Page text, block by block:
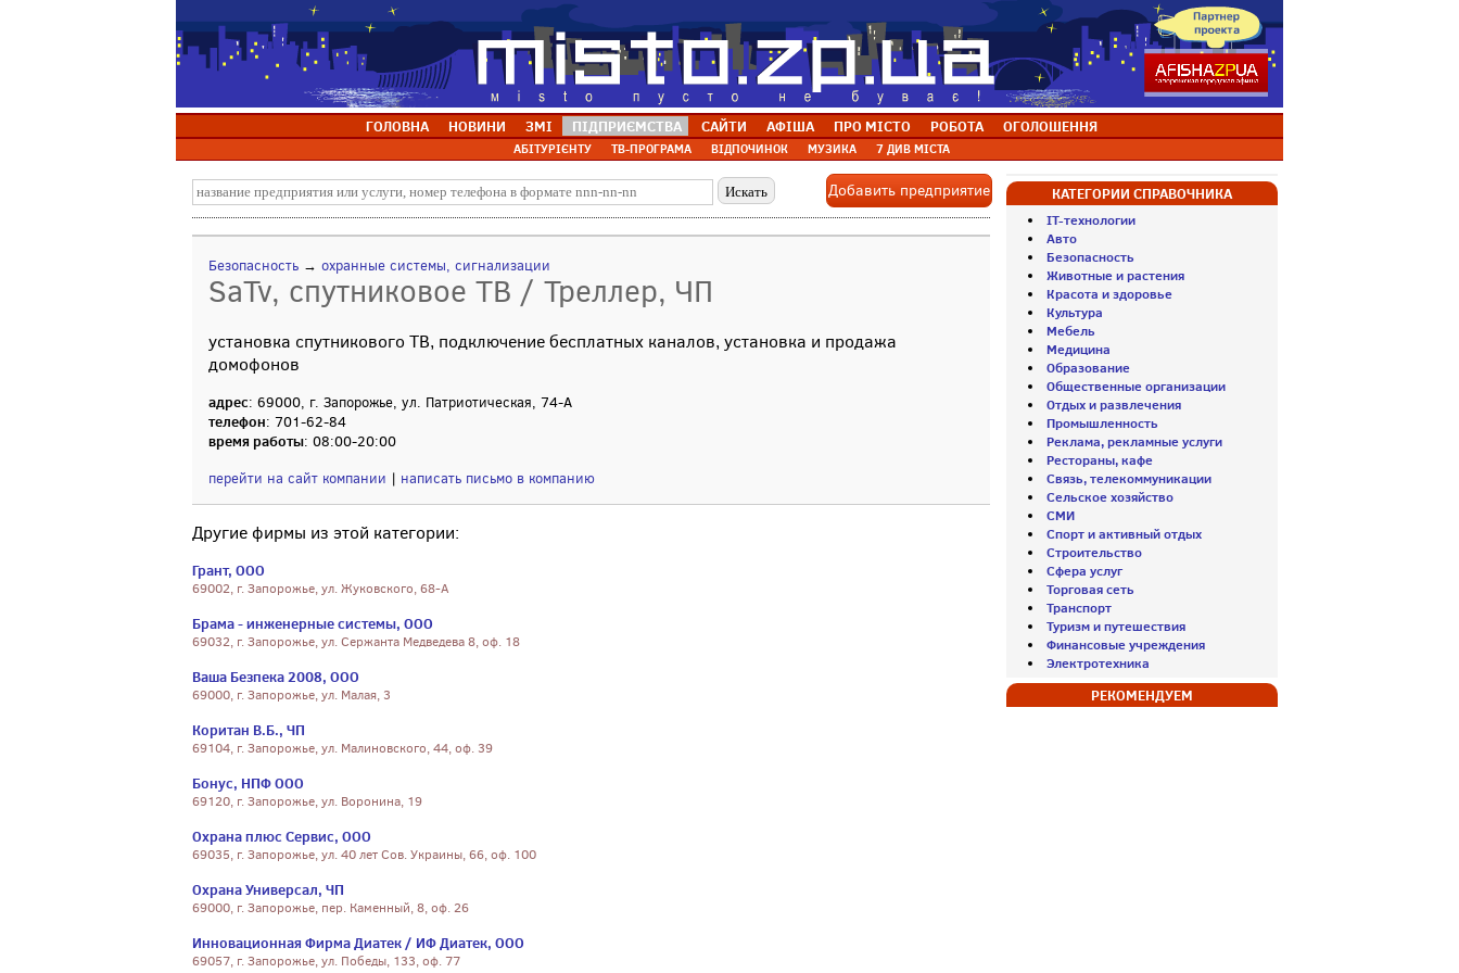
ГОЛОВНА НОВИНИ ЗМІ ПІДПРИЄМСТВА САЙТИ АФІША ПРО МІСТО РОБОТА ОГОЛОШЕННЯ
АБІТУРІЄНТУ ТВ-ПРОГРАМА ВІДПОЧИНОК МУЗИКА 7 ДИВ МІСТА
Добавить предприятие
Безопасность → охранные системы, сигнализации
SaTv, спутниковое ТВ / Треллер, ЧП
установка спутникового ТВ, подключение бесплатных каналов, установка и продажа
домофонов
адрес: 69000, г. Запорожье, ул. Патриотическая, 74-А
телефон: 701-62-84
время работы: 08:00-20:00
перейти на сайт компании | написать письмо в компанию
Другие фирмы из этой категории:
Грант, ООО
69002, г. Запорожье, ул. Жуковского, 68-А
Брама - инженерные системы, ООО
69032, г. Запорожье, ул. Сержанта Медведева 8, оф. 18
Ваша Безпека 2008, ООО
69000, г. Запорожье, ул. Малая, 3
Коритан В.Б., ЧП
69104, г. Запорожье, ул. Малиновского, 44, оф. 39
Бонус, НПФ ООО
69120, г. Запорожье, ул. Воронина, 19
Охрана плюс Сервис, ООО
69035, г. Запорожье, ул. 40 лет Сов. Украины, 66, оф. 100
Охрана Универсал, ЧП
69000, г. Запорожье, пер. Каменный, 8, оф. 26
Инновационная Фирма Диатек / ИФ Диатек, ООО
69057, г. Запорожье, ул. Победы, 133, оф. 77
КАТЕГОРИИ СПРАВОЧНИКА
IT-технологии
Авто
Безопасность
Животные и растения
Красота и здоровье
Культура
Мебель
Медицина
Образование
Общественные организации
Отдых и развлечения
Промышленность
Реклама, рекламные услуги
Рестораны, кафе
Связь, телекоммуникации
Сельское хозяйство
СМИ
Спорт и активный отдых
Строительство
Сфера услуг
Торговая сеть
Транспорт
Туризм и путешествия
Финансовые учреждения
Электротехника
РЕКОМЕНДУЕМ